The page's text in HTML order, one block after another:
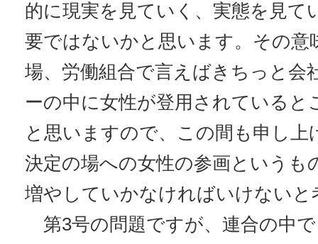
的に現実を見ていく、実態を見て
要ではないかと思います。その意
場、労働組合で言えばきちっと会
ーの中に女性が登用されていると
と思いますので、この間も申し上
決定の場への女性の参画というも
増やしていかなければいけないと
第3号の問題ですが、連合の中